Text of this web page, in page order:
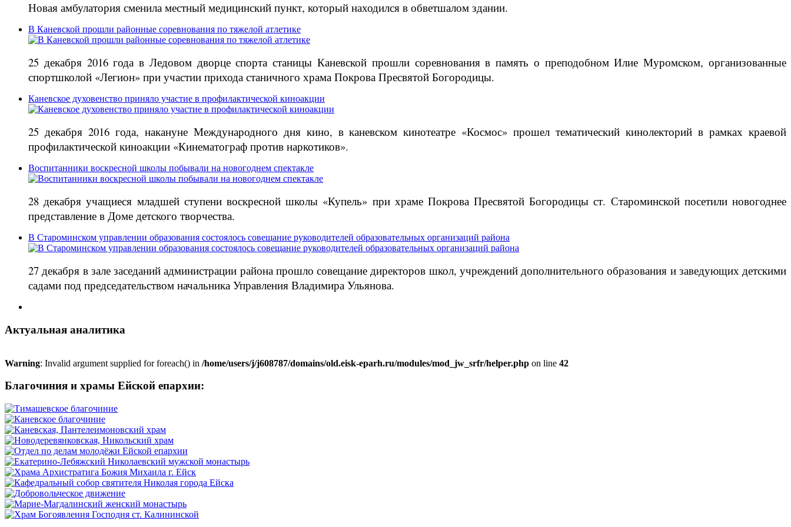
Новая амбулатория сменила местный медицинский пункт, который находился в обветшалом здании.
В Каневской прошли районные соревнования по тяжелой атлетике
25 декабря 2016 года в Ледовом дворце спорта станицы Каневской прошли соревнования в память о преподобном Илие Муромском, организованные
спортшколой «Легион» при участии прихода станичного храма Покрова Пресвятой Богородицы.
Каневское духовенство приняло участие в профилактической киноакции
25 декабря 2016 года, накануне Международного дня кино, в каневском кинотеатре «Космос» прошел тематический кинолекторий в рамках краевой
профилактической киноакции «Кинематограф против наркотиков».
Воспитанники воскресной школы побывали на новогоднем спектакле
28 декабря учащиеся младшей ступени воскресной школы «Купель» при храме Покрова Пресвятой Богородицы ст. Староминской посетили новогоднее
представление в Доме детского творчества.
В Староминском управлении образования состоялось совещание руководителей образовательных организаций района
27 декабря в зале заседаний администрации района прошло совещание директоров школ, учреждений дополнительного образования и заведующих детскими
садами под председательством начальника Управления Владимира Ульянова.
Актуальная аналитика
Warning: Invalid argument supplied for foreach() in /home/users/j/j608787/domains/old.eisk-eparh.ru/modules/mod_jw_srfr/helper.php on line 42
Благочиния и храмы Ейской епархии: